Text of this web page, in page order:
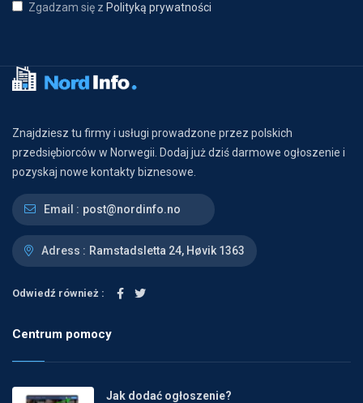
Zgadzam się z Polityką prywatności
Znajdziesz tu firmy i usługi prowadzone przez polskich
przedsiębiorców w Norwegii. Dodaj już dziś darmowe ogłoszenie i
pozyskaj nowe kontakty biznesowe.
Email : post@nordinfo.no
Adress : Ramstadsletta 24, Høvik 1363
Odwiedź również :
Centrum pomocy
Jak dodać ogłoszenie?